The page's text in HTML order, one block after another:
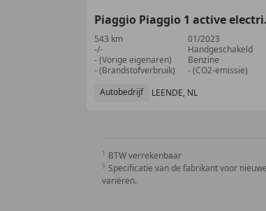
Piaggio Piaggio 1 active electric 60
543 km
01/2023
-/-
Handgeschakeld
- (Vorige eigenaren)
Benzine
- (Brandstofverbruik)
- (CO2-emissie)
Autobedrijf
LEENDE, NL
BTW verrekenbaar
Specificatie van de fabrikant voor
variëren.